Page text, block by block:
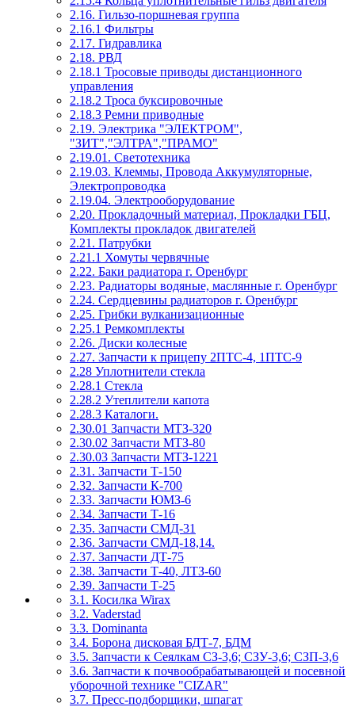
2.16. Гильзо-поршневая группа
2.16.1 Фильтры
2.17. Гидравлика
2.18. РВД
2.18.1 Тросовые приводы дистанционного
управления
2.18.2 Троса буксировочные
2.18.3 Ремни приводные
2.19. Электрика "ЭЛЕКТРОМ",
"ЗИТ","ЭЛТРА","ПРАМО"
2.19.01. Светотехника
2.19.03. Клеммы, Провода Аккумуляторные,
Электропроводка
2.19.04. Электрооборудование
2.20. Прокладочный материал, Прокладки ГБЦ,
Комплекты прокладок двигателей
2.21. Патрубки
2.21.1 Хомуты червячные
2.22. Баки радиатора г. Оренбург
2.23. Радиаторы водяные, маслянные г. Оренбург
2.24. Сердцевины радиаторов г. Оренбург
2.25. Грибки вулканизационные
2.25.1 Ремкомплекты
2.26. Диски колесные
2.27. Запчасти к прицепу 2ПТС-4, 1ПТС-9
2.28 Уплотнители стекла
2.28.1 Стекла
2.28.2 Утеплители капота
2.28.3 Каталоги.
2.30.01 Запчасти МТЗ-320
2.30.02 Запчасти МТЗ-80
2.30.03 Запчасти МТЗ-1221
2.31. Запчасти Т-150
2.32. Запчасти К-700
2.33. Запчасти ЮМЗ-6
2.34. Запчасти Т-16
2.35. Запчасти СМД-31
2.36. Запчасти СМД-18,14.
2.37. Запчасти ДТ-75
2.38. Запчасти Т-40, ЛТЗ-60
2.39. Запчасти Т-25
3.1. Косилка Wirax
3.2. Vaderstad
3.3. Dominanta
3.4. Борона дисковая БДТ-7, БДМ
3.5. Запчасти к Сеялкам СЗ-3,6; СЗУ-3,6; СЗП-3,6
3.6. Запчасти к почвообрабатывающей и посевной
уборочной технике "CIZAR"
3.7. Пресс-подборщики, шпагат